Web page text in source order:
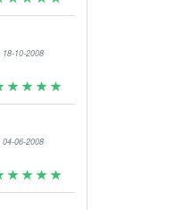
18-10-2008
04-06-2008